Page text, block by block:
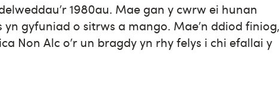
1980au. Mae gan y cwrw ei hunan
gyfuniad o sitrws a mango. Mae’n ddiod finiog,
Non Alc o’r un bragdy yn rhy felys i chi efallai y